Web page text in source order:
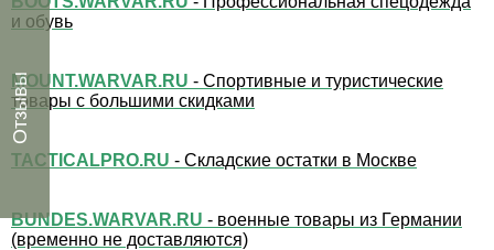
и обувь
MOUNT.WARVAR.RU - Спортивные и туристические
товары с большими скидками
TACTICALPRO.RU - Складские остатки в Москве
BUNDES.WARVAR.RU - военные товары из Германии
(временно не доставляются)
Отзывы